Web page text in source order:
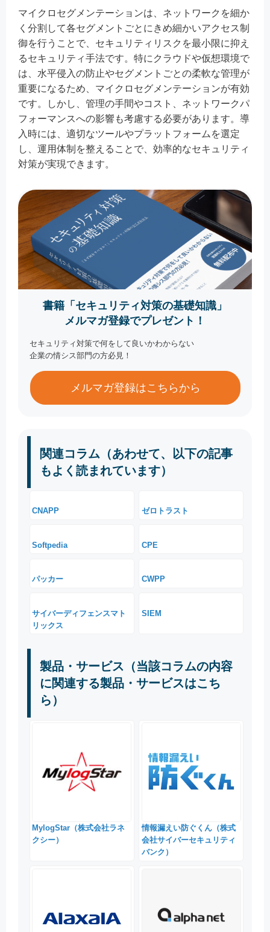
マイクロセグメンテーションは、ネットワークを細か
く分割して各セグメントごとにきめ細かいアクセス制
御を行うことで、セキュリティリスクを最小限に抑え
るセキュリティ手法です。特にクラウドや仮想環境で
は、水平侵入の防止やセグメントごとの柔軟な管理が
重要になるため、マイクロセグメンテーションが有効
です。しかし、管理の手間やコスト、ネットワークパ
フォーマンスへの影響も考慮する必要があります。導
入時には、適切なツールやプラットフォームを選定
し、運用体制を整えることで、効率的なセキュリティ
対策が実現できます。
書籍「セキュリティ対策の基礎知識」
メルマガ登録でプレゼント！
セキュリティ対策で何をして良いかわからない
企業の情シス部門の方必見！
メルマガ登録はこちらから
関連コラム（あわせて、以下の記事
もよく読まれています）
CNAPP ゼロトラスト
Softpedia CPE
パッカー CWPP
サイバーディフェンスマト
リックス
SIEM
製品・サービス（当該コラムの内容
に関連する製品・サービスはこち
ら）
MylogStar（株式会社ラネ
クシー）
情報漏えい防ぐくん（株式
会社サイバーセキュリティ
バンク）